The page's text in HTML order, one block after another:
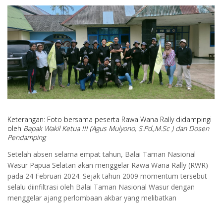
Keterangan: Foto bersama peserta Rawa Wana Rally didampingi
oleh Bapak Wakil Ketua III (Agus Mulyono, S.Pd.,M.Sc ) dan Dosen
Pendamping
Setelah absen selama empat tahun, Balai Taman Nasional
Wasur Papua Selatan akan menggelar Rawa Wana Rally (RWR)
pada 24 Februari 2024. Sejak tahun 2009 momentum tersebut
selalu diinfiltrasi oleh Balai Taman Nasional Wasur dengan
menggelar ajang perlombaan akbar yang melibatkan